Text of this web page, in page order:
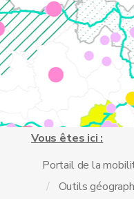
Vous êtes ici :
Portail de la
Outils